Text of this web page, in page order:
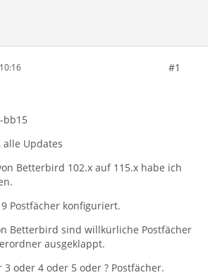
#1
bb15
alle Updates
Betterbird 102.x auf 115.x habe ich
Postfächer konfiguriert.
Betterbird sind willkürliche Postfächer
ausgeklappt.
oder 4 oder 5 oder ? Postfächer.